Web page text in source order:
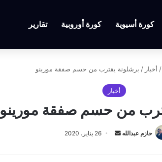
كورة أسيوية كورة أوروبية تقارير
/ أخبار / برشلونة يقترب من حسم صفقة مورينو
أخبار
من حسم صفقة مورينو
حازم عبدالله
أرسل
إلكترونيا
26 يناير، 2020